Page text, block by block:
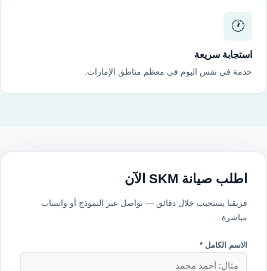
🕐
استجابة سريعة
خدمة في نفس اليوم في معظم مناطق الإمارات.
اطلب صيانة SKM الآن
فريقنا يستجيب خلال دقائق — تواصل عبر النموذج أو واتساب
مباشرة
الاسم الكامل *